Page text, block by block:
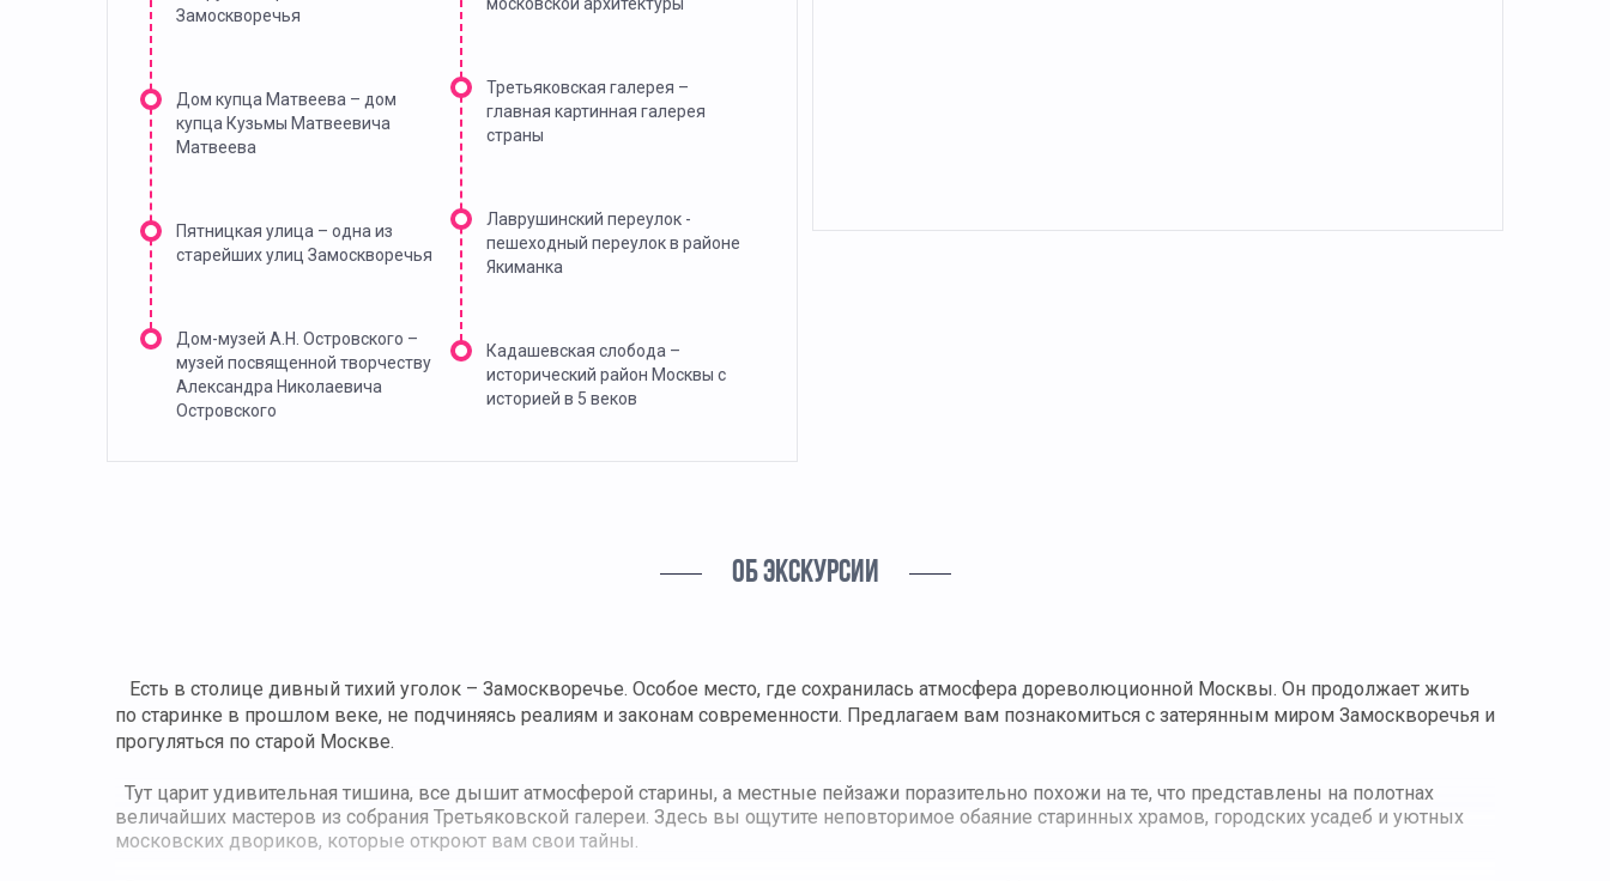
Замоскворечья
Дом купца Матвеева – дом
купца Кузьмы Матвеевича
Матвеева
Пятницкая улица – одна из
старейших улиц Замоскворечья
Дом-музей А.Н. Островского –
музей посвященной творчеству
Александра Николаевича
Островского
московской архитектуры
Третьяковская галерея –
главная картинная галерея
страны
Лаврушинский переулок -
пешеходный переулок в районе
Якиманка
Кадашевская слобода –
исторический район Москвы с
историей в 5 веков
ОБ ЭКСКУРСИИ
Есть в столице дивный тихий уголок – Замоскворечье. Особое место, где сохранилась атмосфера дореволюционной Москвы. Он продолжает жить
по старинке в прошлом веке, не подчиняясь реалиям и законам современности. Предлагаем вам познакомиться с затерянным миром Замоскворечья и
прогуляться по старой Москве.
Тут царит удивительная тишина, все дышит атмосферой старины, а местные пейзажи поразительно похожи на те, что представлены на полотнах
величайших мастеров из собрания Третьяковской галереи. Здесь вы ощутите неповторимое обаяние старинных храмов, городских усадеб и уютных
московских двориков, которые откроют вам свои тайны.